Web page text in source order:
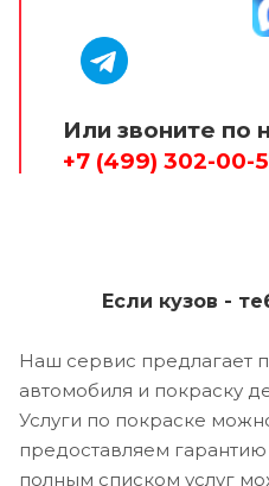
Или звоните по
+7 (499) 302-00-
Если кузов -
Наш сервис предлагает
автомобиля и покраску
Услуги по покраске
предоставляем
полным списком услуг